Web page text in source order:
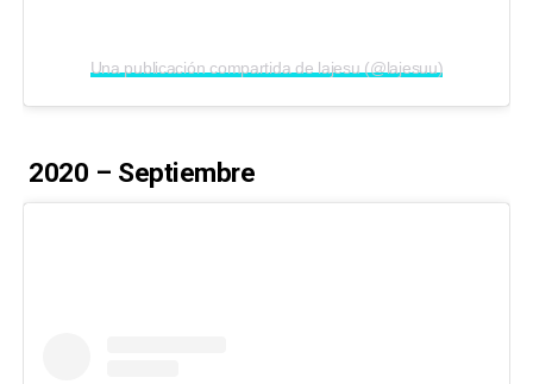
Una publicación compartida de lajesu (@lajesuu)
2020 – Septiembre